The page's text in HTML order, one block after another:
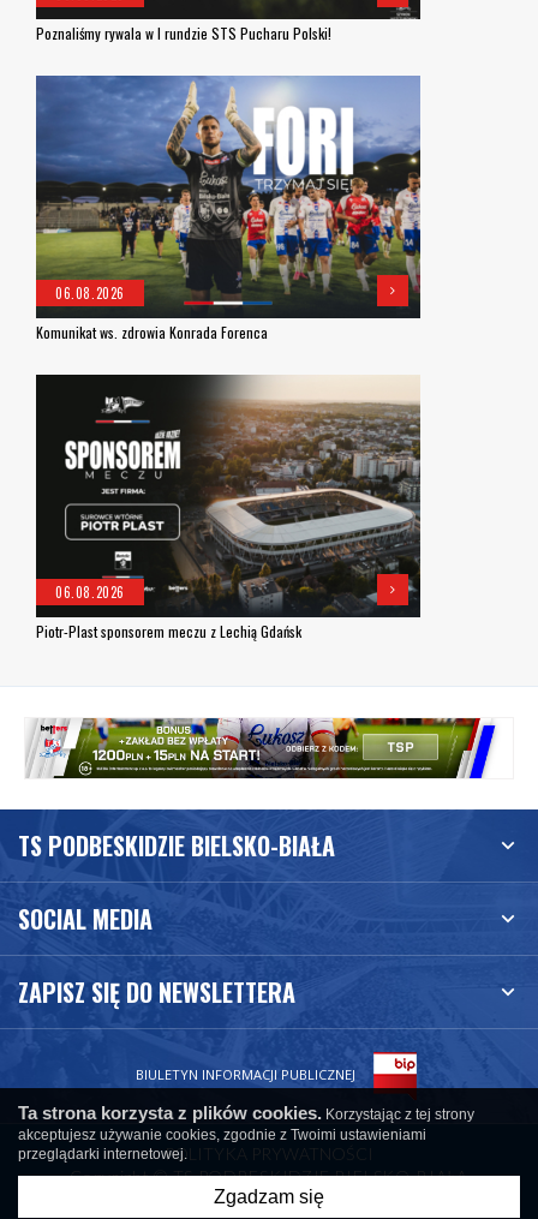
Poznaliśmy rywala w I rundzie STS Pucharu Polski!
06.08.2026
Komunikat ws. zdrowia Konrada Forenca
06.08.2026
Piotr-Plast sponsorem meczu z Lechią Gdańsk
TS PODBESKIDZIE BIELSKO-BIAŁA
SOCIAL MEDIA
ZAPISZ SIĘ DO NEWSLETTERA
BIULETYN INFORMACJI PUBLICZNEJ
POLITYKA PRYWATNOŚCI
Copyright © TS PODBESKIDZIE BIELSKO-BIAŁA
created by
undicom.pl
Ta strona korzysta z plików cookies. Korzystając z tej strony
akceptujesz używanie cookies, zgodnie z Twoimi ustawieniami
przeglądarki internetowej.
Zgadzam się